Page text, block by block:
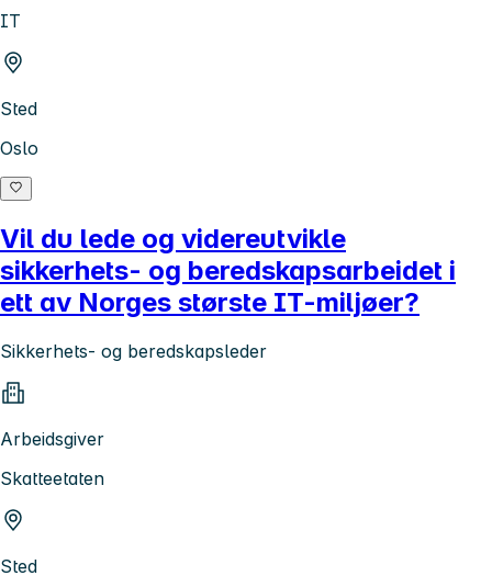
IT
Sted
Oslo
Vil du lede og videreutvikle
sikkerhets- og beredskapsarbeidet i
ett av Norges største IT-miljøer?
Sikkerhets- og beredskapsleder
Arbeidsgiver
Skatteetaten
Sted